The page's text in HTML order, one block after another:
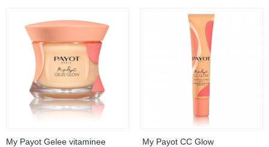
My Payot Gelee vitaminee My Payot CC Glow